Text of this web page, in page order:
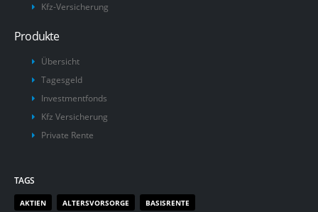
Kfz-Versicherung
Produkte
Übersicht
Tagesgeld
Investmentfonds
Kfz Versicherung
Private Rente
TAGS
AKTIEN ALTERSVORSORGE BASISRENTE